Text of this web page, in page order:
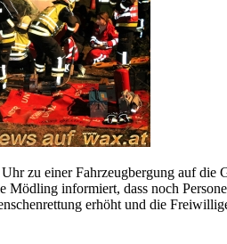
zu einer Fahrzeugbergung auf die
informiert, dass noch
erhöht und die